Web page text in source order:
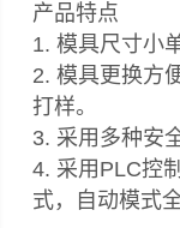
产品特点
1. 模具尺寸小
2. 模具更换方
打样。
3. 采用多种安
4. 采用PLC控
式，自动模式